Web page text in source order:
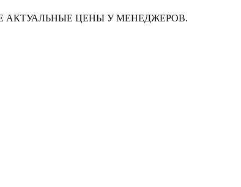
ЦЕНЫ У МЕНЕДЖЕРОВ.